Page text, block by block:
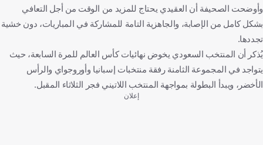
وأوضحت الصحيفة أن العقيدي يحتاج للمزيد من الوقت من أجل التعافي
بشكل كامل من الإصابة، والجاهزية التامة للمشاركة في المباريات، دون خشية
تجددها.
يُذكر أن المنتخب السعودي يخوض نهائيات كأس العالم للمرة السابعة، حيث
يتواجد في المجموعة الثامنة رفقة منتخبات إسبانيا وأوروجواي والرأس
الأخضر، ويبدأ البطولة بمواجهة المنتخب اللاتيني فجر الثلاثاء المقبل.
إعلان